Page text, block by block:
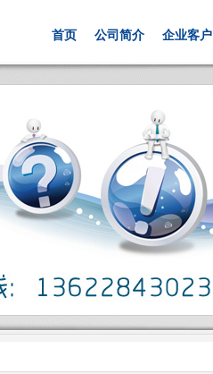
首页 公司简介 企业客户